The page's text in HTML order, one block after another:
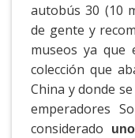
autobús 30 (10
de gente y
museos ya que
colección que
China y donde
emperadores
considerado